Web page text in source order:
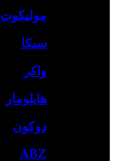
مولیکوت
سیکا
واکر
هایلومار
دوکون
ABZ